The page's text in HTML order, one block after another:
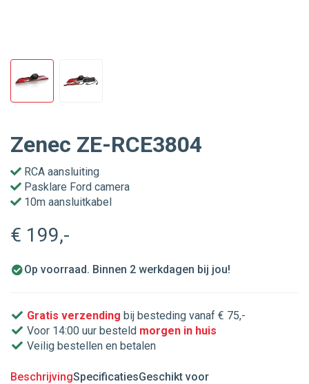
Zenec ZE-RCE3804
RCA aansluiting
Pasklare Ford camera
10m aansluitkabel
€ 199,-
Op voorraad. Binnen 2 werkdagen bij jou!
Gratis verzending bij besteding vanaf € 75,-
Voor 14:00 uur besteld morgen in huis
Veilig bestellen en betalen
BeschrijvingSpecificatiesGeschikt voor